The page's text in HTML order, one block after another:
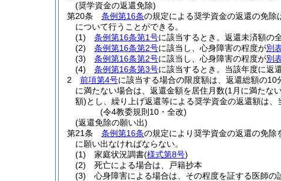
(奨学資金の返還免除)
第20条
条例第16条の規定による奨学資金の返還の免除
について行うことができる。
(1)
条例第16条第1号に該当するとき。返還未済額の
(2)
条例第16条第2号に該当し、心身障害の程度が別
(3)
条例第16条第2号に該当し、心身障害の程度が別
(4)
条例第16条第3号に該当するとき。当該年度に返
2
前項第4号に該当する場合の限度額は、返還総額の10
に満たない場合は、返還金額を居住月数(1月に満たな
額)とし、繰り上げ返還等による奨学資金の返還額は
(令4教委規則10・全改)
(返還免除の願い出)
第21条
条例第16条の規定により奨学資金の返還の免
に願い出なければならない。
(1)
家庭状況調書(様式第8号)
(2)
死亡による場合は、戸籍抄本
(3)
心身障害による場合は、その程度を証する医師の